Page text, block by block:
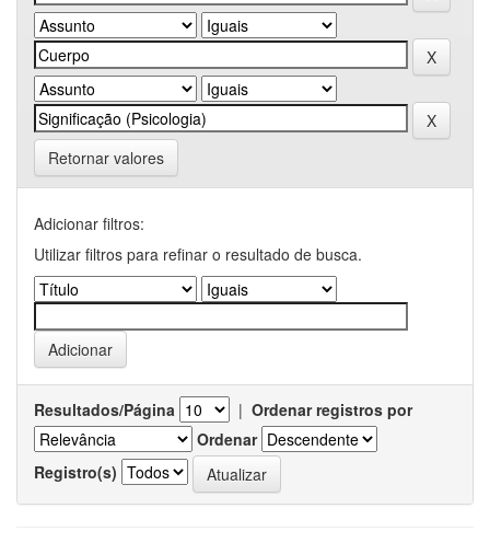
Retornar valores
Adicionar filtros:
Utilizar filtros para refinar o resultado de busca.
Resultados/Página | Ordenar registros por
Ordenar
Registro(s)